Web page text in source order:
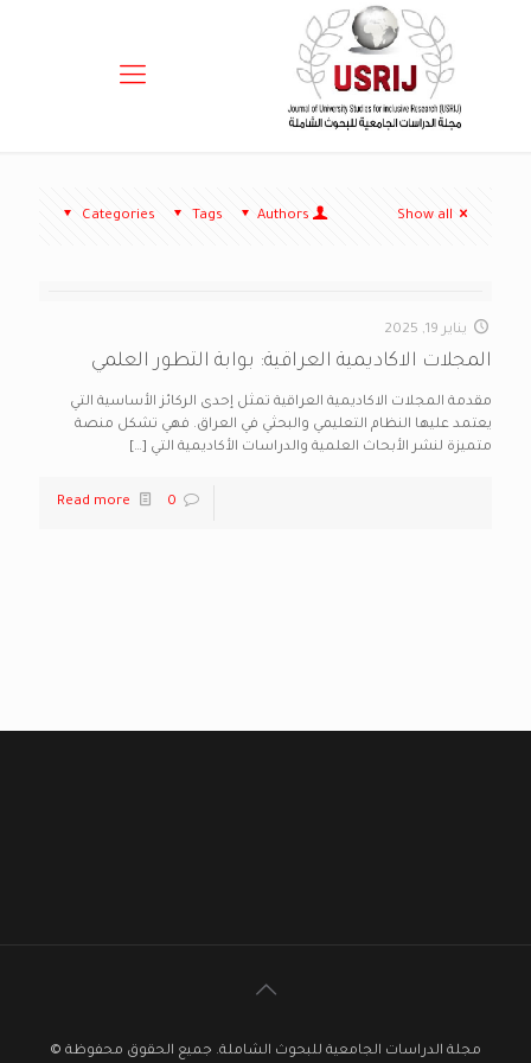
Categories Tags Authors Show all
يناير 19, 2025
المجلات الاكاديمية العراقية: بوابة التطور العلمي
مقدمة المجلات الاكاديمية العراقية تمثل إحدى الركائز الأساسية التي
يعتمد عليها النظام التعليمي والبحثي في العراق. فهي تشكل منصة
متميزة لنشر الأبحاث العلمية والدراسات الأكاديمية التي […]
0
Read more
مجلة الدراسات الجامعية للبحوث الشاملة. جميع الحقوق محفوظة ©